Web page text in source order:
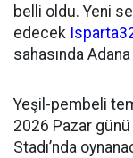
belli oldu. Yeni
edecek
sahasında
Yeşil-pembeli
2026 Pazar günü
Stadı’nda